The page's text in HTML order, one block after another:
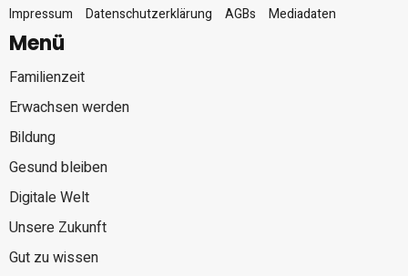
Impressum
Datenschutzerklärung AGBs Mediadaten
Menü
Familienzeit
Erwachsen werden
Bildung
Gesund bleiben
Digitale Welt
Unsere Zukunft
Gut zu wissen